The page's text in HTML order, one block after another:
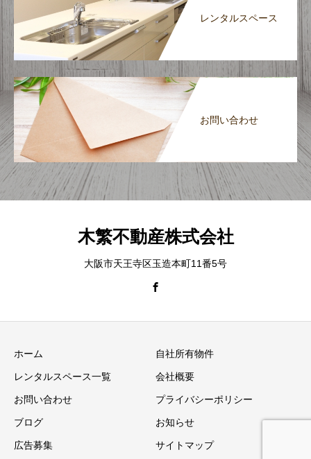
レンタルスペース
お問い合わせ
木繁不動産株式会社
大阪市天王寺区玉造本町11番5号
ホーム 自社所有物件
レンタルスペース一覧 会社概要
お問い合わせ プライバシーポリシー
ブログ お知らせ
広告募集 サイトマップ